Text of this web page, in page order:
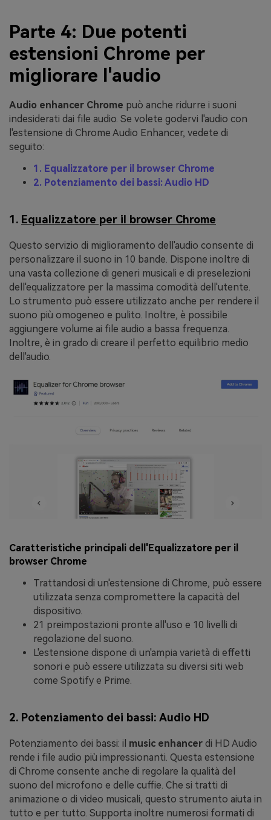
Parte 4: Due potenti
estensioni Chrome per
migliorare l'audio
Audio enhancer Chrome può anche ridurre i suoni
indesiderati dai file audio. Se volete godervi l'audio con
l'estensione di Chrome Audio Enhancer, vedete di
seguito:
1. Equalizzatore per il browser Chrome
2. Potenziamento dei bassi: Audio HD
1. Equalizzatore per il browser Chrome
Questo servizio di miglioramento dell'audio consente di
personalizzare il suono in 10 bande. Dispone inoltre di
una vasta collezione di generi musicali e di preselezioni
dell'equalizzatore per la massima comodità dell'utente.
Lo strumento può essere utilizzato anche per rendere il
suono più omogeneo e pulito. Inoltre, è possibile
aggiungere volume ai file audio a bassa frequenza.
Inoltre, è in grado di creare il perfetto equilibrio medio
dell'audio.
Caratteristiche principali dell'Equalizzatore per il
browser Chrome
Trattandosi di un'estensione di Chrome, può essere
utilizzata senza compromettere la capacità del
dispositivo.
21 preimpostazioni pronte all'uso e 10 livelli di
regolazione del suono.
L'estensione dispone di un'ampia varietà di effetti
sonori e può essere utilizzata su diversi siti web
come Spotify e Prime.
2. Potenziamento dei bassi: Audio HD
Potenziamento dei bassi: il music enhancer di HD Audio
rende i file audio più impressionanti. Questa estensione
di Chrome consente anche di regolare la qualità del
suono del microfono e delle cuffie. Che si tratti di
animazione o di video musicali, questo strumento aiuta in
tutto e per tutto. Supporta inoltre numerosi formati di